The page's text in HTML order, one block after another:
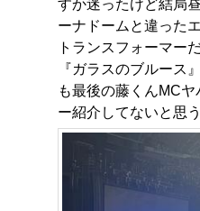
すか迷ったけど結局
ーナドームと違った
トランスフォーマー
『ガラスのブルース
も最後の藤くんMC
ー紹介してないと思